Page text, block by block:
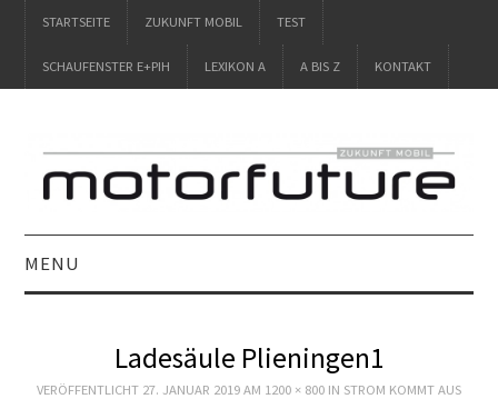
STARTSEITE ZUKUNFT MOBIL TEST
SCHAUFENSTER E+PIH LEXIKON A A BIS Z KONTAKT
MENU
ZUKUNFT MOBIL
Ladesäule Plieningen1
VERÖFFENTLICHT 27. JANUAR 2019 AM 1200 × 800 IN STROM KOMMT AUS